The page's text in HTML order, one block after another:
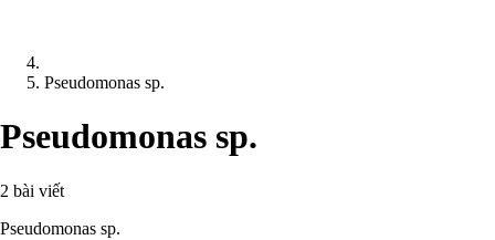
Pseudomonas sp.
Pseudomonas sp.
2 bài viết
Pseudomonas sp.